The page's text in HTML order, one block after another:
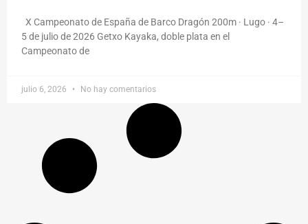
X Campeonato de España de Barco Dragón 200m · Lugo · 4–
5 de julio de 2026 Getxo Kayaka, doble plata en el
Campeonato de
julio 6, 2026 No hay comentarios